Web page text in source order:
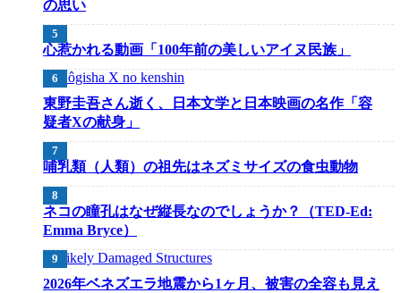
の思い
心惹かれる動画「100年前の美しいアイヌ民族」
東野圭吾さん逝く、日本文学と日本映画の名作「容
疑者Xの献身」
哺乳類（人類）の祖先はネズミサイズの食虫動物
ネコの瞳孔はなぜ縦長なのでしょうか？（TED-Ed:
Emma Bryce）
2026年ベネズエラ地震から1ヶ月、被害の全容も見え